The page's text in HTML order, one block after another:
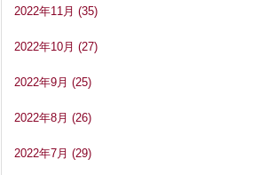
2022年11月 (35)
2022年10月 (27)
2022年9月 (25)
2022年8月 (26)
2022年7月 (29)